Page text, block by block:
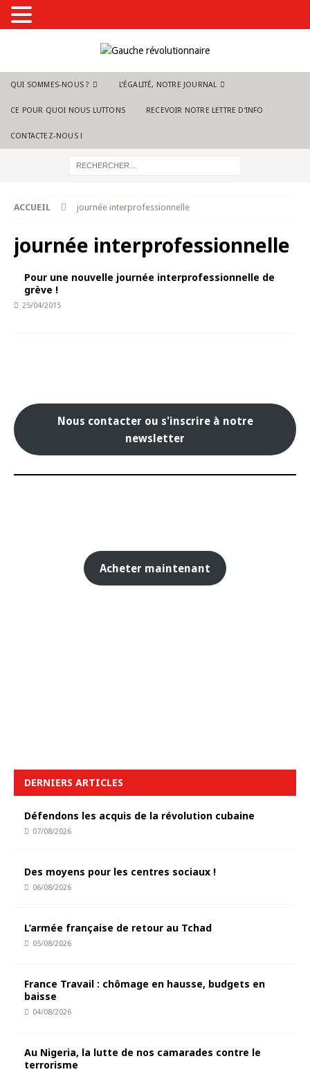
QUI SOMMES-NOUS ? L’ÉGALITÉ, NOTRE JOURNAL
CE POUR QUOI NOUS LUTTONS RECEVOIR NOTRE LETTRE D’INFO
CONTACTEZ-NOUS !
ACCUEIL journée interprofessionnelle
journée interprofessionnelle
Pour une nouvelle journée interprofessionnelle de
grève !
25/04/2015
Nous contacter ou s'inscrire à notre
newsletter
Acheter maintenant
DERNIERS ARTICLES
Défendons les acquis de la révolution cubaine
07/08/2026
Des moyens pour les centres sociaux !
06/08/2026
L’armée française de retour au Tchad
05/08/2026
France Travail : chômage en hausse, budgets en
baisse
04/08/2026
Au Nigeria, la lutte de nos camarades contre le
terrorisme